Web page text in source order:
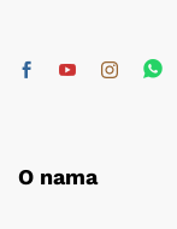
O nama